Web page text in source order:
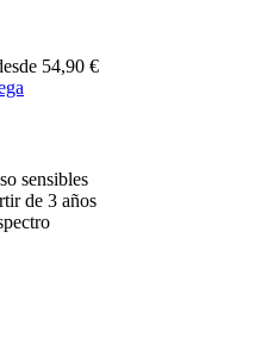
54,90 €
sensibles
de 3 años